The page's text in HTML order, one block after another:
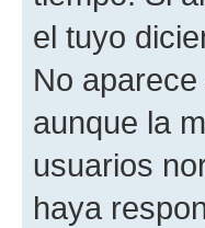
el tuyo
No
aunque la
usuarios
haya